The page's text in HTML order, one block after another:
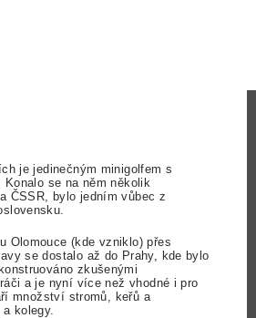
je jedinečným minigolfem s
Konalo se na něm několik
ČSSR, bylo jedním vůbec z
Olomouce (kde vzniklo) přes
se dostalo až do Prahy, kde bylo
zkušenými
a je nyní více než vhodné i pro
množství stromů, keřů a
kolegy.